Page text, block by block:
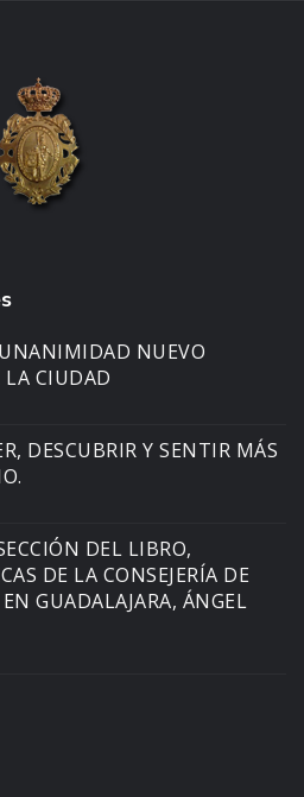
NUEVO
LA CIUDAD
DESCUBRIR Y SENTIR MÁS
DEL LIBRO,
DE LA CONSEJERÍA DE
GUADALAJARA, ÁNGEL